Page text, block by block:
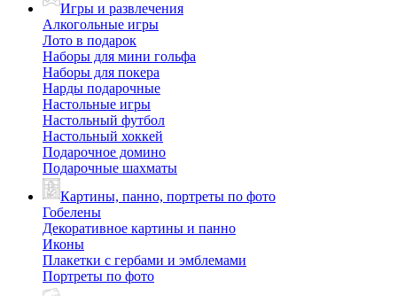
Игры и развлечения
Алкогольные игры
Лото в подарок
Наборы для мини гольфа
Наборы для покера
Нарды подарочные
Настольные игры
Настольный футбол
Настольный хоккей
Подарочное домино
Подарочные шахматы
Картины, панно, портреты по фото
Гобелены
Декоративное картины и панно
Иконы
Плакетки с гербами и эмблемами
Портреты по фото